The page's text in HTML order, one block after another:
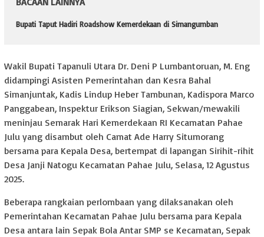
Bupati Taput Hadiri Roadshow Kemerdekaan di Simangumban
Wakil Bupati Tapanuli Utara Dr. Deni P Lumbantoruan, M. Eng
didampingi Asisten Pemerintahan dan Kesra Bahal
Simanjuntak, Kadis Lindup Heber Tambunan, Kadispora Marco
Panggabean, Inspektur Erikson Siagian, Sekwan/mewakili
meninjau Semarak Hari Kemerdekaan RI Kecamatan Pahae
Julu yang disambut oleh Camat Ade Harry Situmorang
bersama para Kepala Desa, bertempat di lapangan Sirihit-rihit
Desa Janji Natogu Kecamatan Pahae Julu, Selasa, 12 Agustus
2025.
Beberapa rangkaian perlombaan yang dilaksanakan oleh
Pemerintahan Kecamatan Pahae Julu bersama para Kepala
Desa antara lain Sepak Bola Antar SMP se Kecamatan, Sepak